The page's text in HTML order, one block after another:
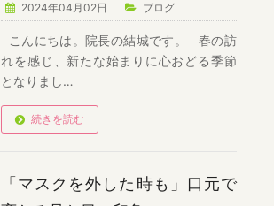
2024年04月02日 ブログ
こんにちは。院長の結城です。 春の訪
れを感じ、新たな始まりに心おどる季節
となりまし…
続きを読む
「マスクを外した時も」口元で